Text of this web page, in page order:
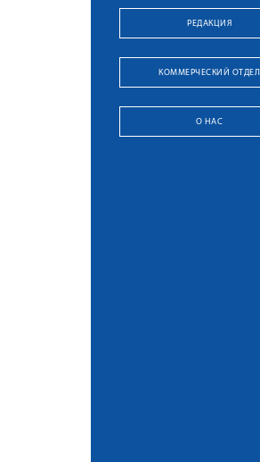
РЕДАКЦИЯ
КОММЕРЧЕСКИЙ ОТДЕЛ
О НАС